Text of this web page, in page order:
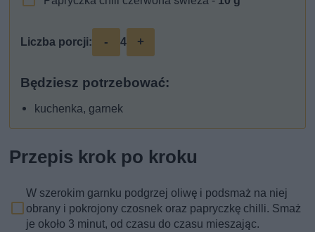
Liczba porcji: - 4 +
Będziesz potrzebować:
kuchenka, garnek
Przepis krok po kroku
W szerokim garnku podgrzej oliwę i podsmaż na niej
obrany i pokrojony czosnek oraz papryczkę chilli. Smaż
je około 3 minut, od czasu do czasu mieszając.